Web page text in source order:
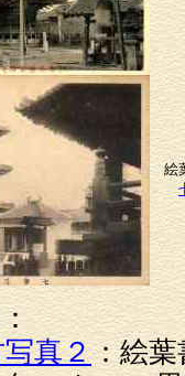
絵
真２：絵